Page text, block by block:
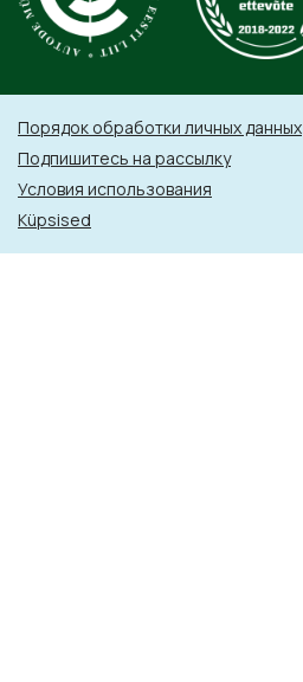
Порядок обработки личных данных
Подпишитесь на рассылку
Условия использования
Küpsised